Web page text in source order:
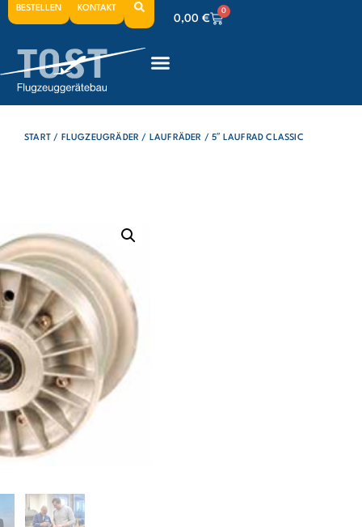
BESTELLEN KONTAKT
0,00 €
0
0,00€ 0
0,00€ 0
START / FLUGZEUGRÄDER / LAUFRÄDER / 5″ LAUFRAD CLASSIC